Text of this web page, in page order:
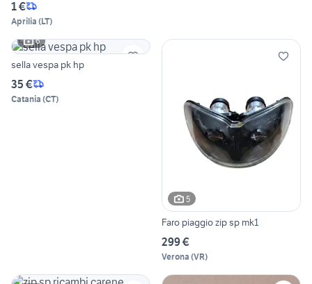
1 €
Aprilia (LT)
6
sella vespa pk hp
35 €
Catania (CT)
5
Faro piaggio zip sp mk1
299 €
Verona (VR)